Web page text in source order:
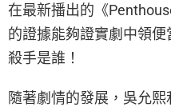
在最新播出的《
的證據能夠證實劇中領
殺手是誰！
隨著劇情的發展，吳允